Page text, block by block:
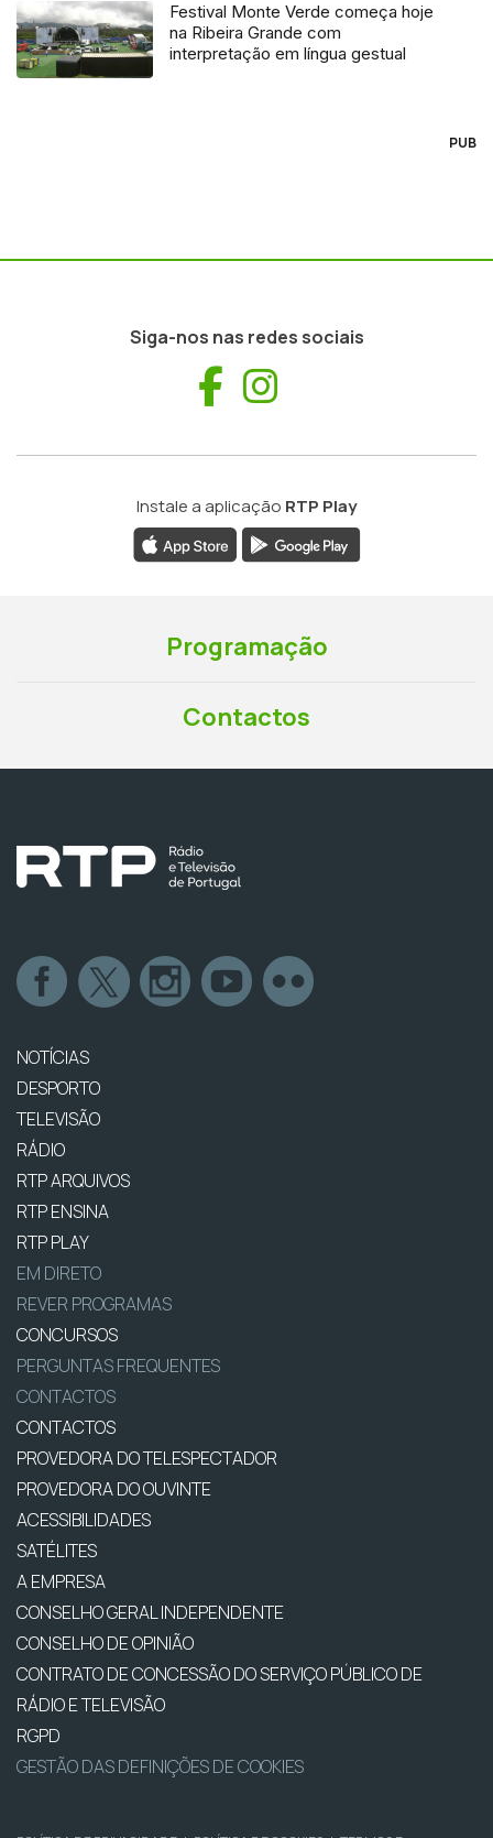
Festival Monte Verde começa hoje
na Ribeira Grande com
interpretação em língua gestual
PUB
Siga-nos nas redes sociais
Facebook
Instale a aplicação RTP Play
Programação
Contactos
NOTÍCIAS
DESPORTO
TELEVISÃO
RÁDIO
RTP ARQUIVOS
RTP ENSINA
RTP PLAY
EM DIRETO
REVER PROGRAMAS
CONCURSOS
PERGUNTAS FREQUENTES
CONTACTOS
CONTACTOS
PROVEDORA DO TELESPECTADOR
PROVEDORA DO OUVINTE
ACESSIBILIDADES
SATÉLITES
A EMPRESA
CONSELHO GERAL INDEPENDENTE
CONSELHO DE OPINIÃO
CONTRATO DE CONCESSÃO DO SERVIÇO PÚBLICO DE
RÁDIO E TELEVISÃO
RGPD
GESTÃO DAS DEFINIÇÕES DE COOKIES